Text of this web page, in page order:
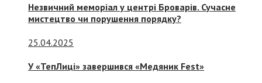
Незвичний меморіал у центрі Броварів. Сучасне
мистецтво чи порушення порядку?
25.04.2025
У «ТепЛиці» завершився «Медяник Fest»